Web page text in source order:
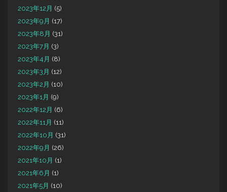
2023年12月 (5)
2023年9月 (17)
2023年8月 (31)
2023年7月 (3)
2023年4月 (8)
2023年3月 (12)
2023年2月 (10)
2023年1月 (9)
2022年12月 (6)
2022年11月 (11)
2022年10月 (31)
2022年9月 (26)
2021年10月 (1)
2021年6月 (1)
2021年5月 (10)